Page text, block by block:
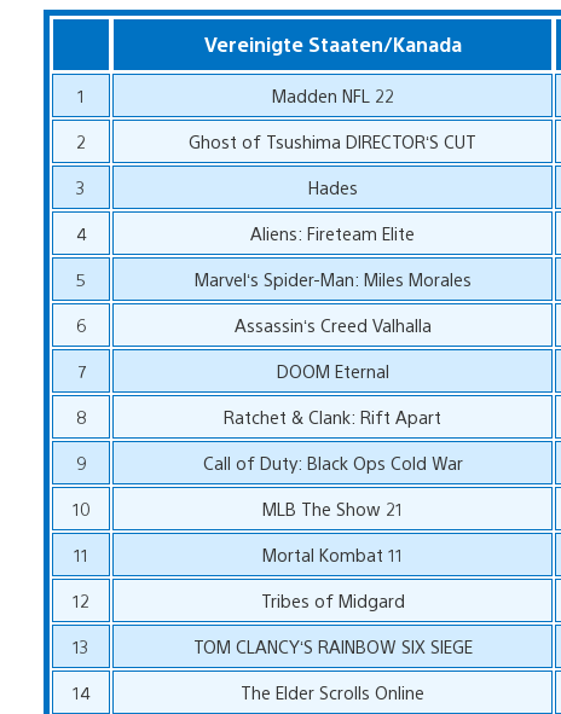
Vereinigte Staaten/Kanada
1 Madden NFL 22
2
Ghost of Tsushima DIRECTOR‘S CUT
3
Hades
4
Aliens: Fireteam Elite
5
Marvel‘s Spider-Man: Miles Morales
6
Assassin‘s Creed Valhalla
7
DOOM Eternal
8
Ratchet & Clank: Rift Apart
9
Call of Duty: Black Ops Cold War
10
MLB The Show 21
11
Mortal Kombat 11
12
Tribes of Midgard
13
TOM CLANCY‘S RAINBOW SIX SIEGE
14
The Elder Scrolls Online